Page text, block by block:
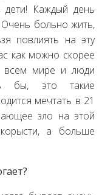
Каждый день
Очень больно жить,
повлиять на эту
как можно скорее
всем мире и люди
бы, это такие
мечтать в 21
зло на этой
а больше